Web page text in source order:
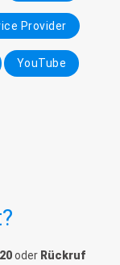
Provider
YouTube
oder Rückruf